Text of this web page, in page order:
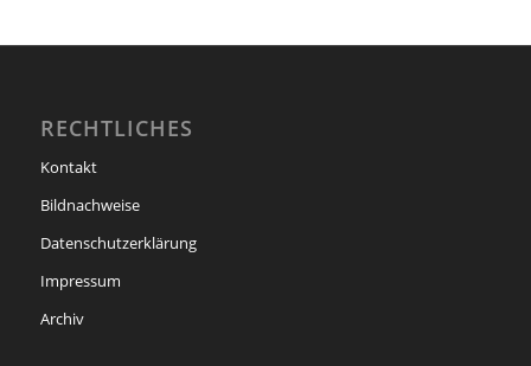
RECHTLICHES
Kontakt
Bildnachweise
Datenschutzerklärung
Impressum
Archiv